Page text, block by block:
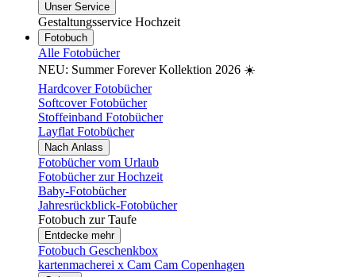
Unser Service
Gestaltungsservice Hochzeit
Fotobuch
Alle Fotobücher
NEU: Summer Forever Kollektion 2026 ☀️
Hardcover Fotobücher
Softcover Fotobücher
Stoffeinband Fotobücher
Layflat Fotobücher
Nach Anlass
Fotobücher vom Urlaub
Fotobücher zur Hochzeit
Baby-Fotobücher
Jahresrückblick-Fotobücher
Fotobuch zur Taufe
Entdecke mehr
Fotobuch Geschenkbox
kartenmacherei x Cam Cam Copenhagen